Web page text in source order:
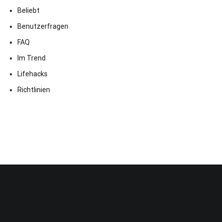
Beliebt
Benutzerfragen
FAQ
Im Trend
Lifehacks
Richtlinien